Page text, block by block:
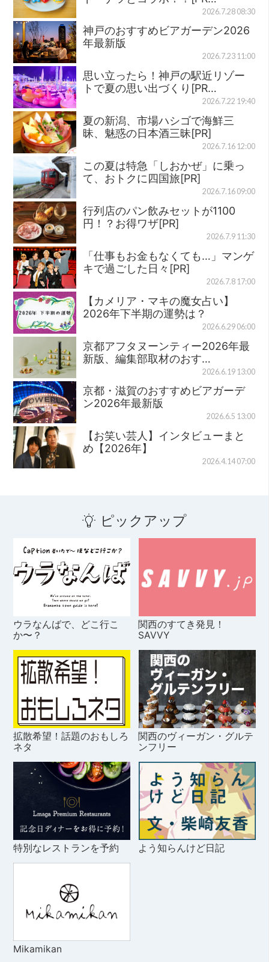
2026.7.28 08:30
神戸のおすすめビアガーデン2026
年最新版
2026.7.23 11:00
思い立ったら！神戸の駅近リゾー
トで夏の思い出づくり[PR…
2026.7.22 19:40
夏の新潟、市場ハシゴで海鮮三
昧、魅惑の日本酒三昧[PR]
2026.7.16 12:00
この夏は特急「しおかぜ」に乗っ
て、おトクに四国旅[PR]
2026.7.16 09:00
行列店のパン飲みセットが1100
円！？お得ワザ[PR]
2026.7.9 11:30
「仕事もお金もなくても…」マンゲ
キで過ごした日々[PR]
2026.7.8 17:00
【カメリア・マキの魔女占い】
2026年下半期の運勢は？
2026.6.29 06:00
京都アフタヌーンティー2026年最
新版、編集部取材のおす…
2026.6.19 13:00
京都・滋賀のおすすめビアガーデ
ン2026年最新版
2026.6.5 13:00
【お笑い芸人】インタビューまと
め【2026年】
2026.4.14 07:00
ピックアップ
ウラなんばで、どこ行こ
か〜？
関西のすてき発見！
SAVVY
拡散希望！話題のおもしろ
ネタ
関西のヴィーガン・グルテ
ンフリー
特別なレストランを予約 よう知らんけど日記
Mikamikan